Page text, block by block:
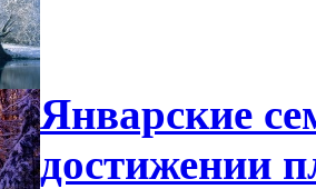
Январские
достижении